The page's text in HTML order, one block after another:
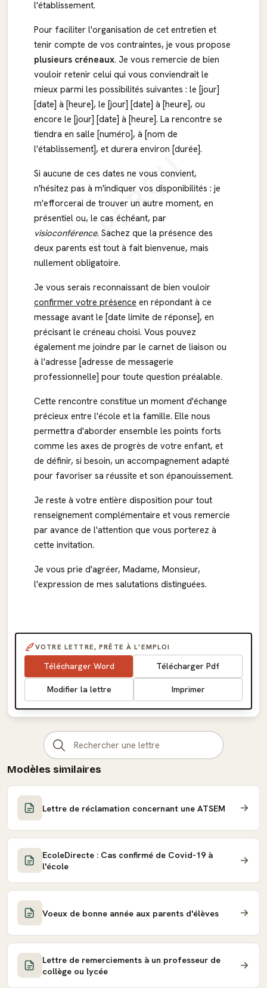
APERÇU
l'établissement.
Pour faciliter l'organisation de cet entretien et
tenir compte de vos contraintes, je vous propose
plusieurs créneaux. Je vous remercie de bien
vouloir retenir celui qui vous conviendrait le
mieux parmi les possibilités suivantes : le [jour]
[date] à [heure], le [jour] [date] à [heure], ou
encore le [jour] [date] à [heure]. La rencontre se
tiendra en salle [numéro], à [nom de
l'établissement], et durera environ [durée].
Si aucune de ces dates ne vous convient,
n'hésitez pas à m'indiquer vos disponibilités : je
m'efforcerai de trouver un autre moment, en
présentiel ou, le cas échéant, par
visioconférence. Sachez que la présence des
deux parents est tout à fait bienvenue, mais
nullement obligatoire.
Je vous serais reconnaissant de bien vouloir
confirmer votre présence en répondant à ce
message avant le [date limite de réponse], en
précisant le créneau choisi. Vous pouvez
également me joindre par le carnet de liaison ou
à l'adresse [adresse de messagerie
professionnelle] pour toute question préalable.
Cette rencontre constitue un moment d'échange
précieux entre l'école et la famille. Elle nous
permettra d'aborder ensemble les points forts
comme les axes de progrès de votre enfant, et
de définir, si besoin, un accompagnement adapté
pour favoriser sa réussite et son épanouissement.
Je reste à votre entière disposition pour tout
renseignement complémentaire et vous remercie
par avance de l'attention que vous porterez à
cette invitation.
Je vous prie d'agréer, Madame, Monsieur,
l'expression de mes salutations distinguées.
VOTRE LETTRE, PRÊTE À L'EMPLOI
Télécharger Word Télécharger Pdf
Modifier la lettre Imprimer
Modèles similaires
Lettre de réclamation concernant une ATSEM
EcoleDirecte : Cas confirmé de Covid-19 à
l'école
Voeux de bonne année aux parents d'élèves
Lettre de remerciements à un professeur de
collège ou lycée